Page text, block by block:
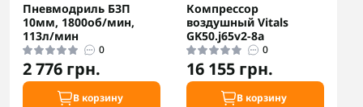
Пневмодриль БЗП
10мм, 1800об/мин,
113л/мин
0
2 776 грн.
В корзину
Компрессор
воздушный Vitals
GK50.j65v2-8a
0
16 155 грн.
В корзину